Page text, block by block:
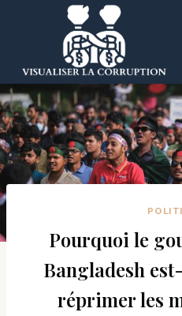
Pourquoi le
Bangladesh
réprimer les